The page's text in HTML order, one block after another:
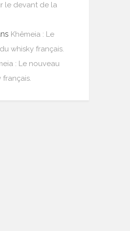
le devant de la
Khêmeia : Le
whisky français.
: Le nouveau
français.